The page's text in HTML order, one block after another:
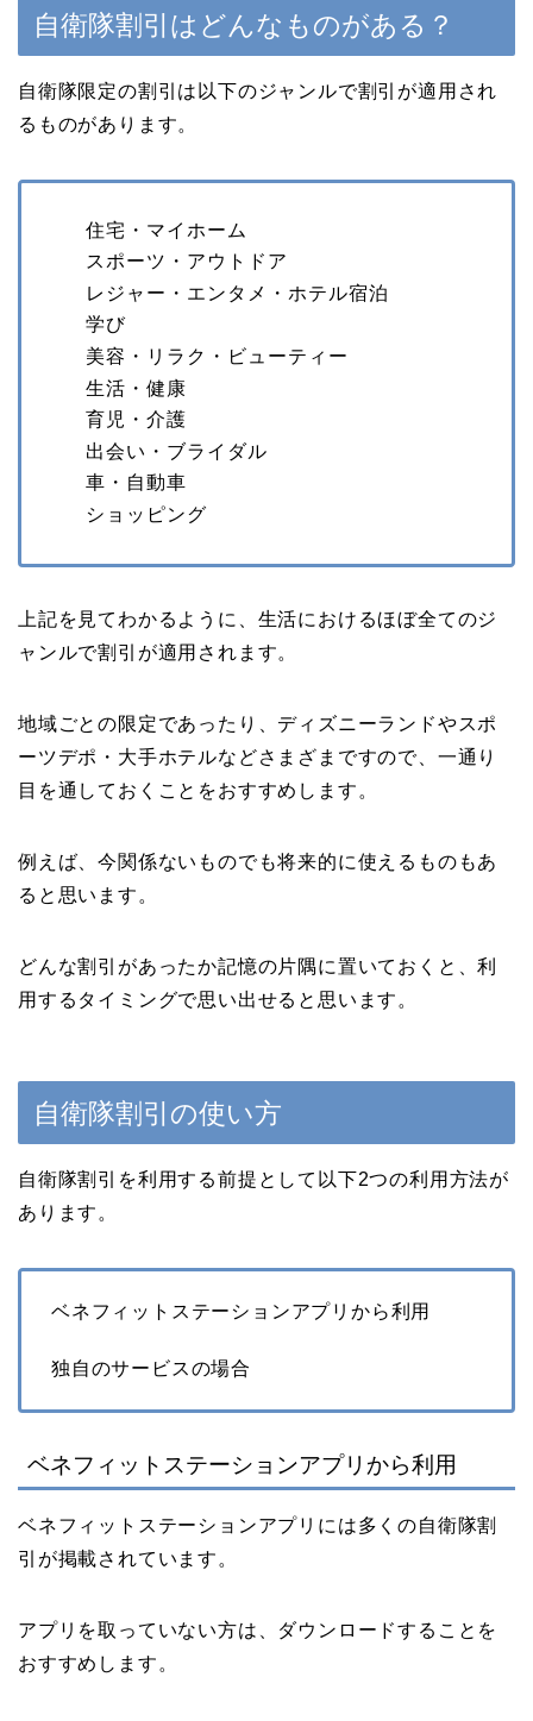
自衛隊割引はどんなものがある？
自衛隊限定の割引は以下のジャンルで割引が適用され
るものがあります。
住宅・マイホーム
スポーツ・アウトドア
レジャー・エンタメ・ホテル宿泊
学び
美容・リラク・ビューティー
生活・健康
育児・介護
出会い・ブライダル
車・自動車
ショッピング
上記を見てわかるように、生活におけるほぼ全てのジ
ャンルで割引が適用されます。
地域ごとの限定であったり、ディズニーランドやスポ
ーツデポ・大手ホテルなどさまざまですので、一通り
目を通しておくことをおすすめします。
例えば、今関係ないものでも将来的に使えるものもあ
ると思います。
どんな割引があったか記憶の片隅に置いておくと、利
用するタイミングで思い出せると思います。
自衛隊割引の使い方
自衛隊割引を利用する前提として以下2つの利用方法が
あります。
ベネフィットステーションアプリから利用
独自のサービスの場合
ベネフィットステーションアプリから利用
ベネフィットステーションアプリには多くの自衛隊割
引が掲載されています。
アプリを取っていない方は、ダウンロードすることを
おすすめします。